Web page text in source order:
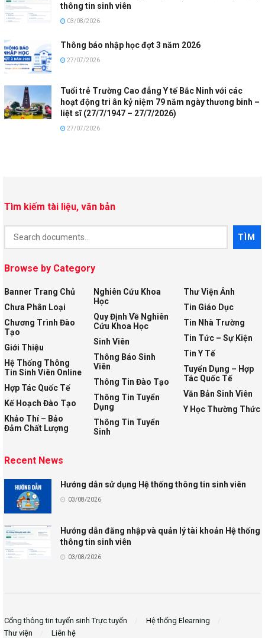
thông tin sinh viên
03/08/2026
Thông báo nhập học đợt 3 năm 2026
27/07/2026
Tuổi trẻ Trường Cao đẳng Y tế Bắc Ninh với các
hoạt động tri ân kỷ niệm 79 năm ngày thương binh –
liệt sĩ (27/7/1947 – 27/7/2026)
27/07/2026
Tìm kiếm tài liệu, văn bản
TÌM
Browse by Category
Banner Trang Chủ
Chưa Phân Loại
Chương Trình Đào
Tạo
Giới Thiệu
Hệ Thống Thông
Tin Sinh Viên Online
Hợp Tác Quốc Tế
Kế Hoạch Đào Tạo
Khảo Thí – Bảo
Đảm Chất Lượng
Nghiên Cứu Khoa
Học
Quy Định Về Nghiên
Cứu Khoa Học
Sinh Viên
Thông Báo Sinh
Viên
Thông Tin Đào Tạo
Thông Tin Tuyển
Dụng
Thông Tin Tuyển
Sinh
Thư Viện Ảnh
Tin Giáo Dục
Tin Nhà Trường
Tin Tức – Sự Kiện
Tin Y Tế
Tuyển Dụng – Hợp
Tác Quốc Tế
Văn Bản Sinh Viên
Y Học Thường Thức
Recent News
Hướng dẫn sử dụng Hệ thống thông tin sinh viên
03/08/2026
Hướng dẫn đăng nhập và quản lý tài khoản Hệ thống
thông tin sinh viên
03/08/2026
Cổng thông tin tuyển sinh Trực tuyến
Hệ thống Elearning
Thư viện
Liên hệ